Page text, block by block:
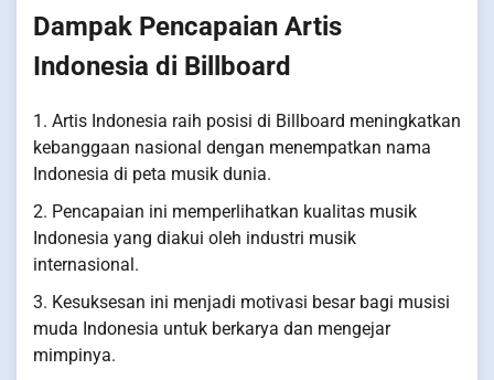
Dampak Pencapaian Artis
Indonesia di Billboard
1. Artis Indonesia raih posisi di Billboard meningkatkan
kebanggaan nasional dengan menempatkan nama
Indonesia di peta musik dunia.
2. Pencapaian ini memperlihatkan kualitas musik
Indonesia yang diakui oleh industri musik
internasional.
3. Kesuksesan ini menjadi motivasi besar bagi musisi
muda Indonesia untuk berkarya dan mengejar
mimpinya.